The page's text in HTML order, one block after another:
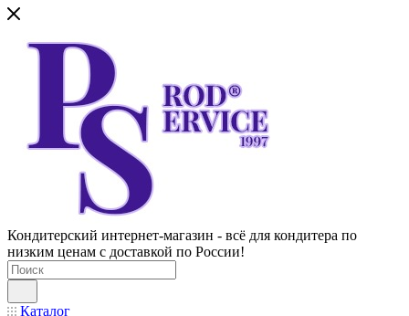
Кондитерский интернет-магазин - всё для кондитера по
низким ценам с доставкой по России!
Каталог